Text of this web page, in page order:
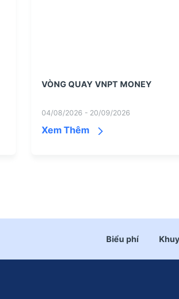
VÒNG QUAY VNPT MONEY
04/08/2026 - 20/09/2026
Xem Thêm
Biểu phí